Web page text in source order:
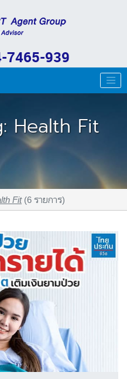
7465-939
Health Fit
Fit(6 รายการ)